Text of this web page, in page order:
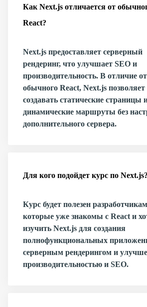
Как Next.js отличается от
React?
Next.js предоставляет серверный
рендеринг, что улучшает SEO и
производительность. В отличие от
обычного React, Next.js позволяет
создавать статические страницы
динамические маршруты без
дополнительного сервера.
Для кого подойдет курс по Next.js?
Курс будет полезен
которые уже знакомы с React и
изучить Next.js для создания
полнофункциональных
серверным рендерингом и
производительностью и SEO.